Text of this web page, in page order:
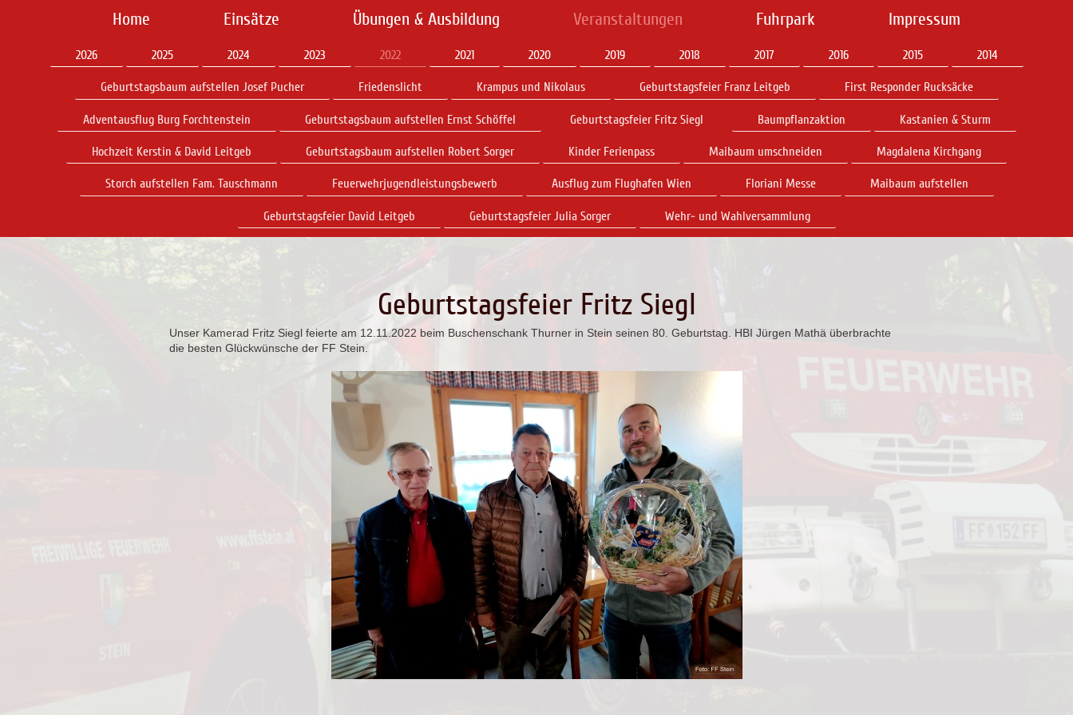
Home Einsätze Übungen & Ausbildung Veranstaltungen Fuhrpark Impressum
2026 2025 2024 2023 2022 2021 2020 2019 2018 2017 2016 2015 2014
Geburtstagsbaum aufstellen Josef Pucher Friedenslicht Krampus und Nikolaus Geburtstagsfeier Franz Leitgeb First Responder Rucksäcke
Adventausflug Burg Forchtenstein Geburtstagsbaum aufstellen Ernst Schöffel Geburtstagsfeier Fritz Siegl Baumpflanzaktion Kastanien & Sturm
Hochzeit Kerstin & David Leitgeb Geburtstagsbaum aufstellen Robert Sorger Kinder Ferienpass Maibaum umschneiden Magdalena Kirchgang
Storch aufstellen Fam. Tauschmann Feuerwehrjugendleistungsbewerb Ausflug zum Flughafen Wien Floriani Messe Maibaum aufstellen
Geburtstagsfeier David Leitgeb Geburtstagsfeier Julia Sorger Wehr- und Wahlversammlung
Geburtstagsfeier Fritz Siegl
Unser Kamerad Fritz Siegl feierte am 12.11.2022 beim Buschenschank Thurner in Stein seinen 80. Geburtstag. HBI Jürgen Mathä überbrachte
die besten Glückwünsche der FF Stein.